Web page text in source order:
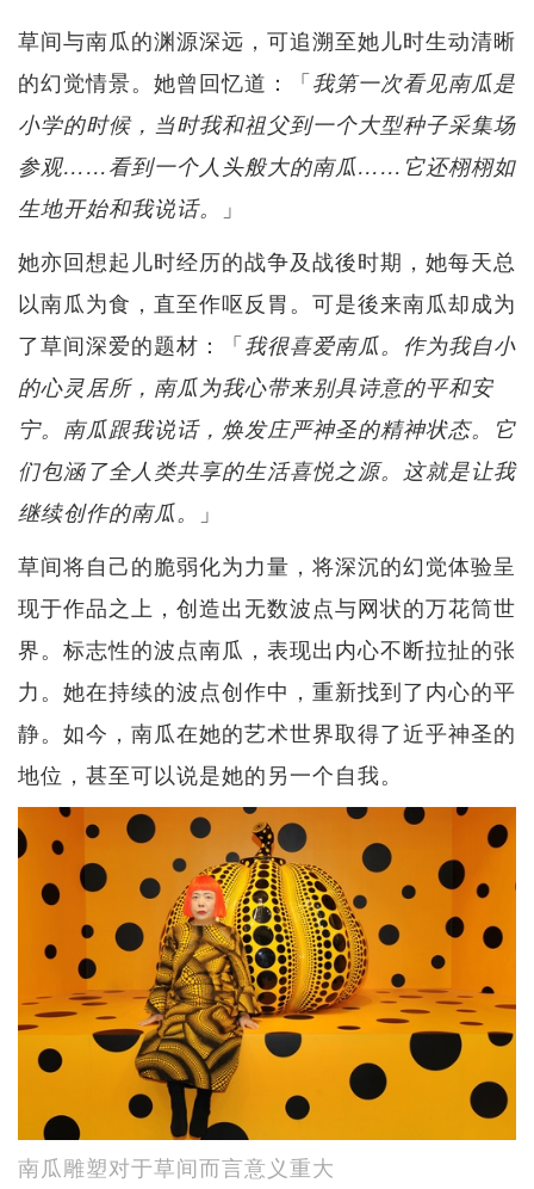
草间与南瓜的渊源深远，可追溯至她儿时生动清晰
的幻觉情景。她曾回忆道：「我第一次看见南瓜是
小学的时候，当时我和祖父到一个大型种子采集场
参观……看到一个人头般大的南瓜……它还栩栩如
生地开始和我说话。
」
她亦回想起儿时经历的战争及战後时期，她每天总
以南瓜为食，直至作呕反胃。可是後来南瓜却成为
了草间深爱的题材：「我很喜爱南瓜。作为我自小
的心灵居所，南瓜为我心带来别具诗意的平和安
宁。南瓜跟我说话，焕发庄严神圣的精神状态。它
们包涵了全人类共享的生活喜悦之源。这就是让我
继续创作的南瓜。
」
草间将自己的脆弱化为力量，将深沉的幻觉体验呈
现于作品之上，创造出无数波点与网状的万花筒世
界。标志性的波点南瓜，表现出内心不断拉扯的张
力。她在持续的波点创作中，重新找到了内心的平
静。如今，南瓜在她的艺术世界取得了近乎神圣的
地位，甚至可以说是她的另一个自我。
南瓜雕塑对于草间而言意义重大